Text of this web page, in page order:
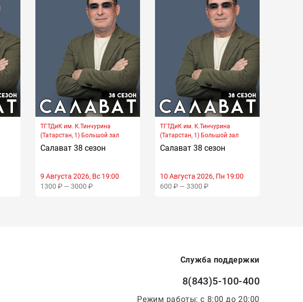
ТГТДиК им. К.Тинчурина
(Татарстан, 1) Большой зал
Салават 38 сезон
9 Августа 2026, Вс 19:00
1300 ₽ — 3000 ₽
ТГТДиК им. К.Тинчурина
(Татарстан, 1) Большой зал
Салават 38 сезон
10 Августа 2026, Пн 19:00
600 ₽ — 3300 ₽
Служба поддержки
8(843)5-100-400
Режим работы: с 8:00 до 20:00